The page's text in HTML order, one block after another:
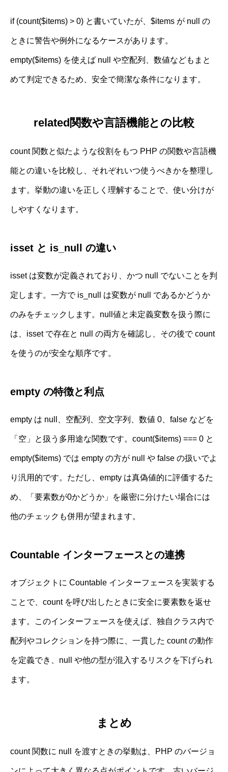
if (count($items) > 0) と書いていたが、$items が null の
ときに警告や例外になるケースがあります。
empty($items) を使えば null や空配列、数値などもまと
めて判定できるため、安全で簡潔な条件になります。
related関数や言語機能との比較
count 関数と似たような役割をもつ PHP の関数や言語機
能との違いを比較し、それぞれいつ使うべきかを整理し
ます。挙動の違いを正しく理解することで、使い分けが
しやすくなります。
isset と is_null の違い
isset は変数が定義されており、かつ null でないことを判
定します。一方で is_null は変数が null であるかどうか
のみをチェックします。null値と未定義変数を扱う際に
は、isset で存在と null の両方を確認し、その後で count
を使うのが安全な順序です。
empty の特徴と利点
empty は null、空配列、空文字列、数値 0、false などを
「空」と扱う多用途な関数です。count($items) === 0 と
empty($items) では empty の方が null や false の扱いでよ
り汎用的です。ただし、empty は真偽値的に評価するた
め、「要素数が0かどうか」を厳密に分けたい場合には
他のチェックも併用が望まれます。
Countable インターフェースとの連携
オブジェクトに Countable インターフェースを実装する
ことで、count を呼び出したときに安全に要素数を返せ
ます。このインターフェースを使えば、独自クラス内で
配列やコレクションを持つ際に、一貫した count の動作
を定義でき、null や他の型が混入するリスクを下げられ
ます。
まとめ
count 関数に null を渡すときの挙動は、PHP のバージョ